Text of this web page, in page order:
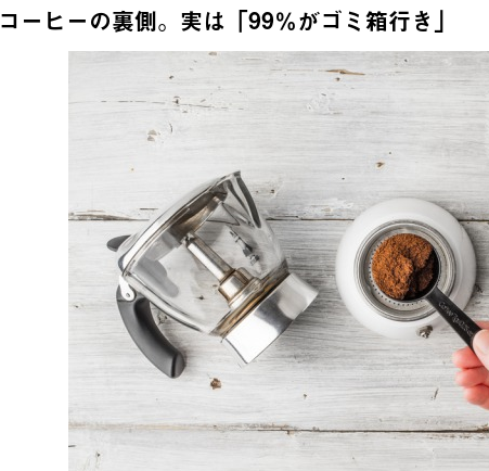
コーヒーの裏側。実は「99％がゴミ箱行き」